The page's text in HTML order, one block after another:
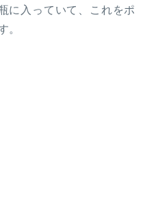
に入っていて、これをポ
。